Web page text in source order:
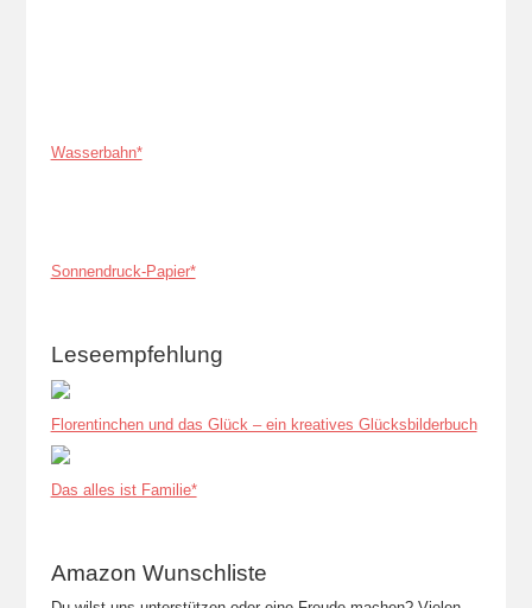
Wasserbahn*
Sonnendruck-Papier*
Leseempfehlung
Florentinchen und das Glück – ein kreatives Glücksbilderbuch
Das alles ist Familie*
Amazon Wunschliste